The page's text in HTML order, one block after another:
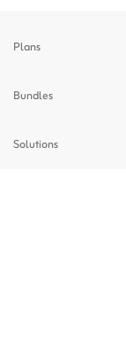
Plans
Bundles
Solutions